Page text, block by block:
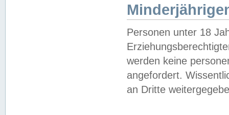
Personen unter 18
werden keine
angefordert.
an Dritte